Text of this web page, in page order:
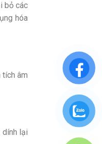
bỏ các
hóa
âm
lại